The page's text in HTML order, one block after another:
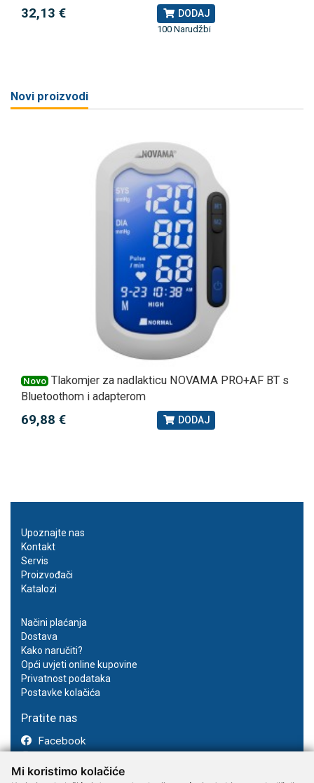
Mi koristimo kolačiće
32,13 € DODAJ
100 Narudžbi
Novi proizvodi
Novo Tlakomjer za nadlakticu NOVAMA PRO+AF BT s
Bluetoothom i adapterom
69,88 € DODAJ
Upoznajte nas
Kontakt
Servis
Proizvođači
Katalozi
Načini plaćanja
Dostava
Kako naručiti?
Opći uvjeti online kupovine
Privatnost podataka
Postavke kolačića
Pratite nas
Facebook
Youtube